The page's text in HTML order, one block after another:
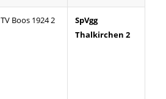
TV Boos 1924 2
SpVgg
Thalkirchen 2